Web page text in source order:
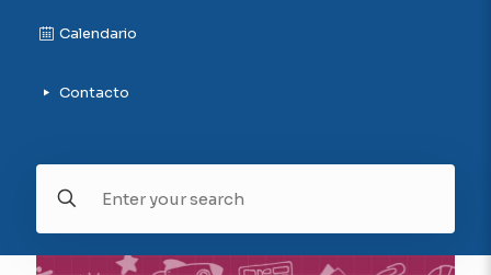
Calendario
Contacto